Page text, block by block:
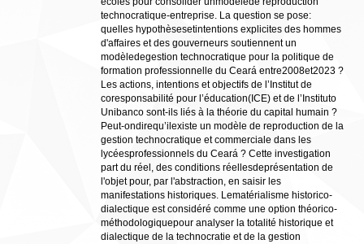
technocratique-entreprise. La question se pose:
quelles hypothèsesetintentions explicites des hommes
d'affaires et des gouverneurs soutiennent un
modèledegestion technocratique pour la politique de
formation professionnelle du Ceará entre2008et2023 ?
Les actions, intentions et objectifs de l’Institut de
coresponsabilité pour l’éducation(ICE) et de l’Instituto
Unibanco sont-ils liés à la théorie du capital humain ?
Peut-ondirequ’ilexiste un modèle de reproduction de la
gestion technocratique et commerciale dans les
lycéesprofessionnels du Ceará ? Cette investigation
part du réel, des conditions réellesdeprésentation de
l'objet pour, par l'abstraction, en saisir les
manifestations historiques. Lematérialisme historico-
dialectique est considéré comme une option théorico-
méthodologiquepour analyser la totalité historique et
dialectique de la technocratie et de la gestion